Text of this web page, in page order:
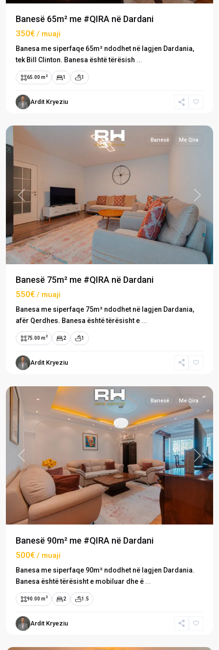
Banesë 65m² me #QIRA në Dardani
350€ / muaji
Banesa me siperfaqe 65m² ndodhet në lagjen Dardania,
tek Bill Clinton. Banesa është tërësish ...
65.00 m 2 1 1
Ardit Kryeziu
Dardani,
Previous Next
Banesë Me Qira
Banesë 75m² me #QIRA në Dardani
550€ / muaji
Banesa me siperfaqe 75m² ndodhet në lagjen Dardania,
afër Qerdhes. Banesa është tërësisht e ...
75.00 m 2 2 1
Ardit Kryeziu
Dardani,
Previous Next
Banesë Me Qira
Banesë 90m² me #QIRA në Dardani
500€ / muaji
Banesa me siperfaqe 90m² ndodhet në lagjen Dardania.
Banesa është tërësisht e mobiluar dhe ë ...
90.00 m 2 2 1.5
Ardit Kryeziu
Dardani,